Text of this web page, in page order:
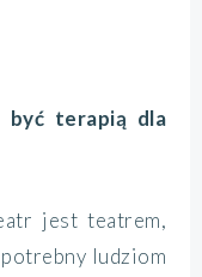
być terapią dla
jest teatrem,
ludziom